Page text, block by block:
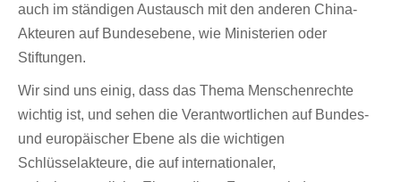
auch im ständigen Austausch mit den anderen China-
Akteuren auf Bundesebene, wie Ministerien oder
Stiftungen.
Wir sind uns einig, dass das Thema Menschenrechte
wichtig ist, und sehen die Verantwortlichen auf Bundes-
und europäischer Ebene als die wichtigen
Schlüsselakteure, die auf internationaler,